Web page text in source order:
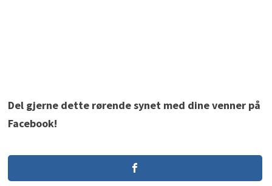
Del gjerne dette rørende synet med dine venner på
Facebook!